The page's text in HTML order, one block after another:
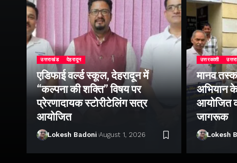
उत्तराखंड देहरादून
एडिफाई वर्ल्ड स्कूल, देहरादून में
“कल्पना की शक्ति” विषय पर
प्रेरणादायक स्टोरीटेलिंग सत्र
आयोजित
Lokesh Badoni August 1, 2026
उत्तरकाशी
मानव
अभियान
आयोजित
जागरूक
Lokesh